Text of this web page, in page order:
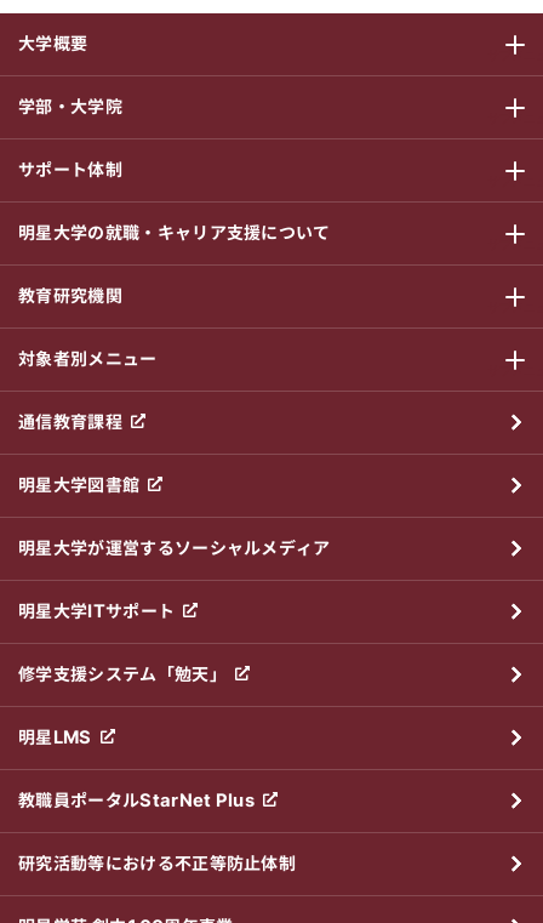
大学概要
サブメニ
学部・大学院
サブメニ
サポート体制
サブメニ
明星大学の就職・キャリア支援について
サブメニ
教育研究機関
サブメニ
対象者別メニュー
サブメニ
通信教育課程
明星大学図書館
明星大学が運営するソーシャルメディア
明星大学ITサポート
修学支援システム「勉天」
明星LMS
教職員ポータルStarNet Plus
研究活動等における不正等防止体制